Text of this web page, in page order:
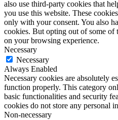
also use third-party cookies that
you use this website. These
only with your consent. You also
cookies. But opting out of some of
on your browsing experience.
Necessary
Necessary
Always Enabled
Necessary cookies are absolutely
function properly. This category
basic functionalities and security
cookies do not store any personal
Non-necessary